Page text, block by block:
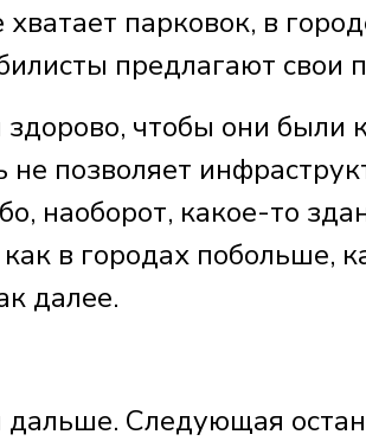
парковок, в
предлагают свои
чтобы они были
не позволяет
наоборот, какое-то
в городах побольше,
далее.
Следующая